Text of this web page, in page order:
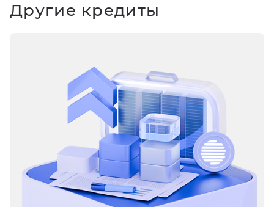
Другие кредиты